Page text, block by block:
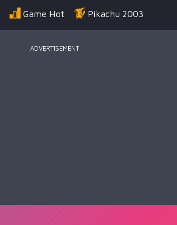
Game Hot Pikachu 2003
ADVERTISEMENT